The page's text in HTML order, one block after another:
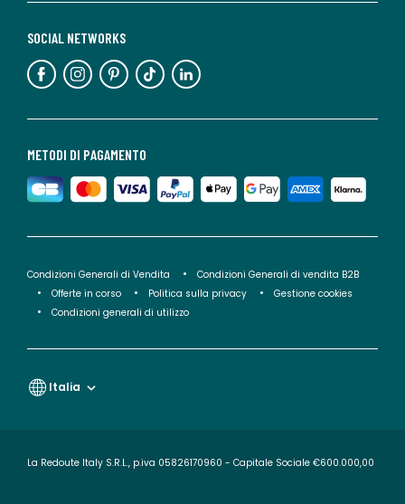
METODI DI PAGAMENTO
SOCIAL NETWORKS
Condizioni Generali di Vendita
Condizioni Generali di vendita B2B
Offerte in corso
Politica sulla privacy
Gestione cookies
Condizioni generali di utilizzo
Italia
La Redoute Italy S.R.L., p.iva 05826170960 - Capitale Sociale €600.000,00